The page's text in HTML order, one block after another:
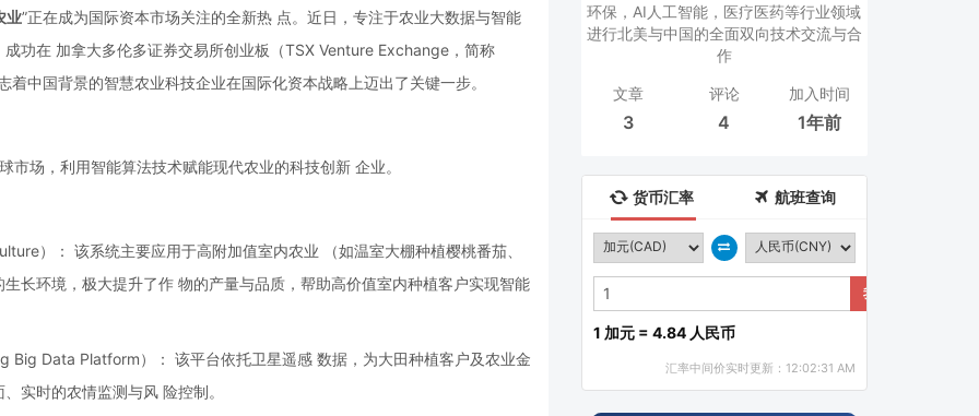
业”正在成为国际资本市场关注的全新热 点。近日，专注于农业大数据与智能
功在 加拿大多伦多证券交易所创业板（TSX Venture Exchange，简称
中国背景的智慧农业科技企业在国际化资本战略上迈出了关键一步。
场，利用智能算法技术赋能现代农业的科技创新 企业。
）： 该系统主要应用于高附加值室内农业 （如温室大棚种植樱桃番茄、
长环境，极大提升了作 物的产量与品质，帮助高价值室内种植客户实现智能
Data Platform）： 该平台依托卫星遥感 数据，为大田种植客户及农业金
实时的农情监测与风 险控制。
环保，AI人工智能，医疗医药等行业领域
进行北美与中国的全面双向技术交流与合
作
文章
3
评论
4
加入时间
1年前
货币汇率 航班查询
我要兑换
1 加元 = 4.84 人民币
汇率中间价实时更新：12:02:31 AM